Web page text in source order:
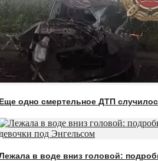
одно смертельное ДТП
в воде вниз головой: